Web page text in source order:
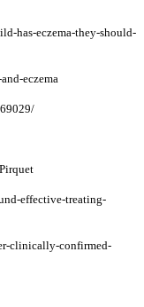
has-eczema-they-should-
eczema
effective-treating-
clinically-confirmed-